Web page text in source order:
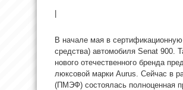
В начале мая в
средства) автомобиля Senat 900.
нового отечественного бренда
люксовой марки Aurus. Сейчас в
(ПМЭФ) состоялась полноценная